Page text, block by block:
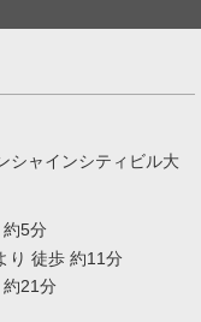
シャインシティビル大
約5分
り 徒歩 約11分
約21分